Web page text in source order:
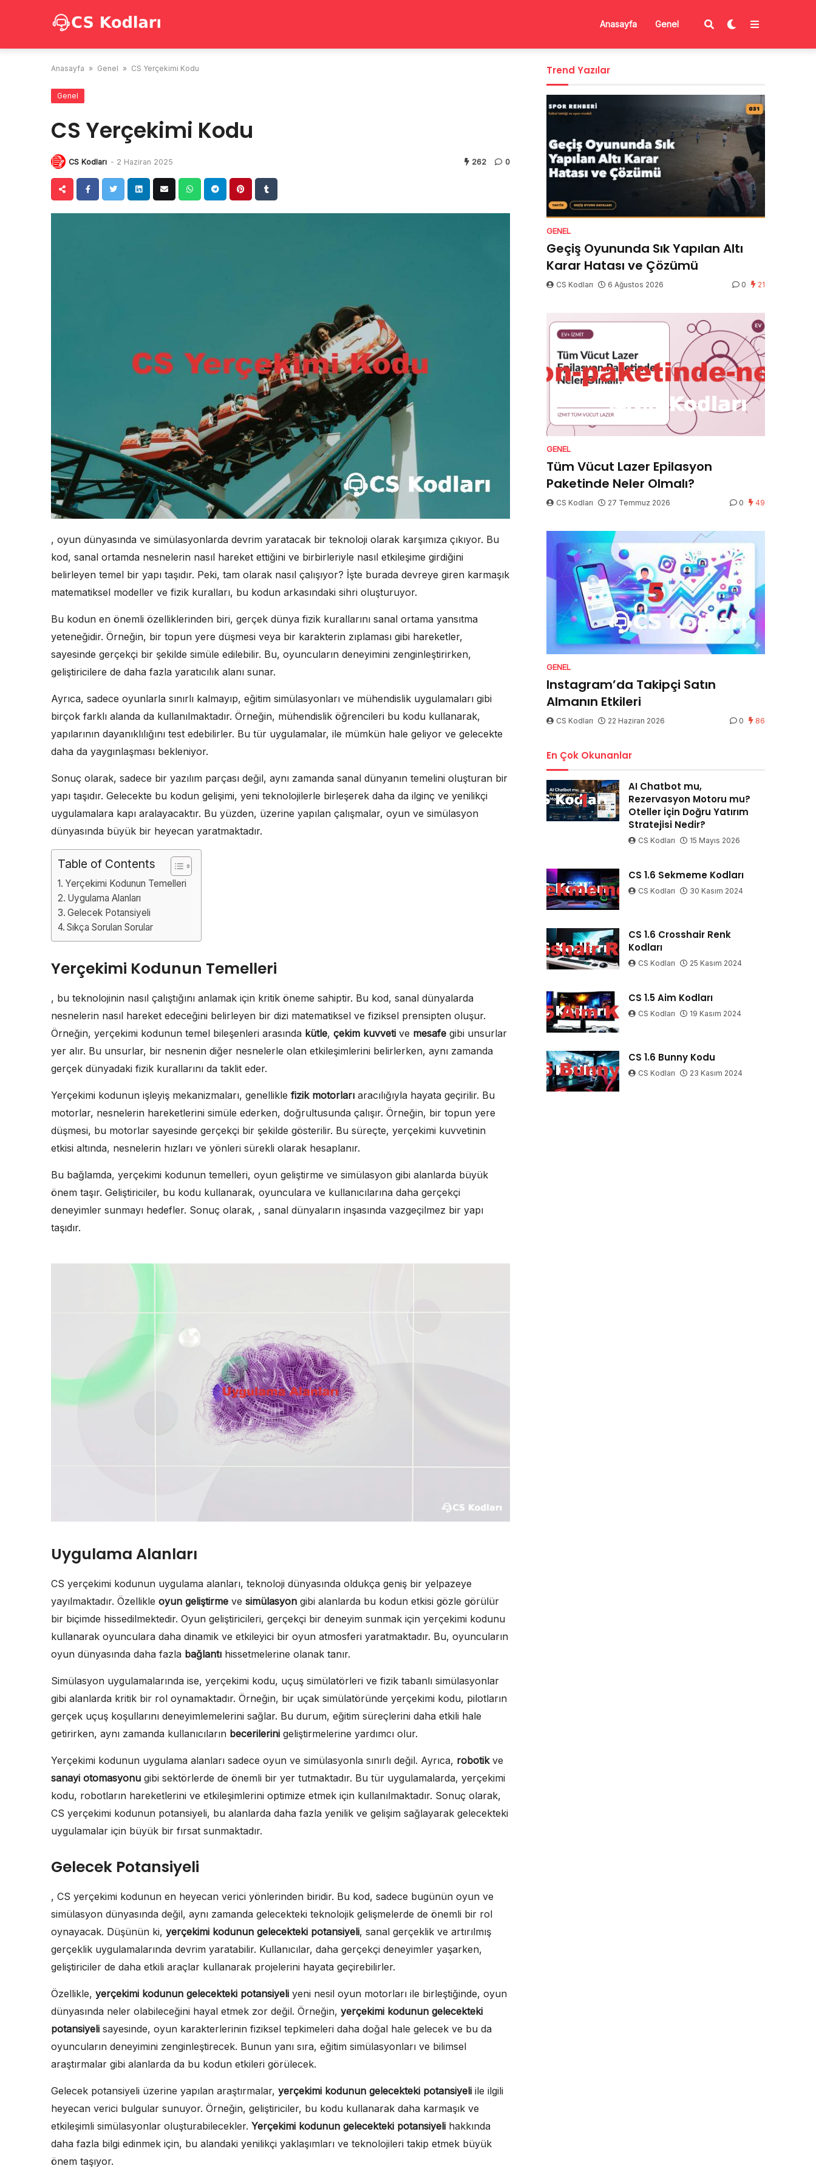
Anasayfa Genel
Anasayfa » Genel » CS Yerçekimi Kodu
Genel
CS Yerçekimi Kodu
CS Kodları - 2 Haziran 2025 262 0
, oyun dünyasında ve simülasyonlarda devrim yaratacak bir teknoloji olarak karşımıza çıkıyor. Bu
kod, sanal ortamda nesnelerin nasıl hareket ettiğini ve birbirleriyle nasıl etkileşime girdiğini
belirleyen temel bir yapı taşıdır. Peki, tam olarak nasıl çalışıyor? İşte burada devreye giren karmaşık
matematiksel modeller ve fizik kuralları, bu kodun arkasındaki sihri oluşturuyor.
Bu kodun en önemli özelliklerinden biri, gerçek dünya fizik kurallarını sanal ortama yansıtma
yeteneğidir. Örneğin, bir topun yere düşmesi veya bir karakterin zıplaması gibi hareketler,
sayesinde gerçekçi bir şekilde simüle edilebilir. Bu, oyuncuların deneyimini zenginleştirirken,
geliştiricilere de daha fazla yaratıcılık alanı sunar.
Ayrıca, sadece oyunlarla sınırlı kalmayıp, eğitim simülasyonları ve mühendislik uygulamaları gibi
birçok farklı alanda da kullanılmaktadır. Örneğin, mühendislik öğrencileri bu kodu kullanarak,
yapılarının dayanıklılığını test edebilirler. Bu tür uygulamalar, ile mümkün hale geliyor ve gelecekte
daha da yaygınlaşması bekleniyor.
Sonuç olarak, sadece bir yazılım parçası değil, aynı zamanda sanal dünyanın temelini oluşturan bir
yapı taşıdır. Gelecekte bu kodun gelişimi, yeni teknolojilerle birleşerek daha da ilginç ve yenilikçi
uygulamalara kapı aralayacaktır. Bu yüzden, üzerine yapılan çalışmalar, oyun ve simülasyon
dünyasında büyük bir heyecan yaratmaktadır.
Table of Contents
Yerçekimi Kodunun Temelleri
Uygulama Alanları
Gelecek Potansiyeli
Sıkça Sorulan Sorular
Yerçekimi Kodunun Temelleri
, bu teknolojinin nasıl çalıştığını anlamak için kritik öneme sahiptir. Bu kod, sanal dünyalarda
nesnelerin nasıl hareket edeceğini belirleyen bir dizi matematiksel ve fiziksel prensipten oluşur.
Örneğin, yerçekimi kodunun temel bileşenleri arasında kütle, çekim kuvveti ve mesafe gibi unsurlar
yer alır. Bu unsurlar, bir nesnenin diğer nesnelerle olan etkileşimlerini belirlerken, aynı zamanda
gerçek dünyadaki fizik kurallarını da taklit eder.
Yerçekimi kodunun işleyiş mekanizmaları, genellikle fizik motorları aracılığıyla hayata geçirilir. Bu
motorlar, nesnelerin hareketlerini simüle ederken, doğrultusunda çalışır. Örneğin, bir topun yere
düşmesi, bu motorlar sayesinde gerçekçi bir şekilde gösterilir. Bu süreçte, yerçekimi kuvvetinin
etkisi altında, nesnelerin hızları ve yönleri sürekli olarak hesaplanır.
Bu bağlamda, yerçekimi kodunun temelleri, oyun geliştirme ve simülasyon gibi alanlarda büyük
önem taşır. Geliştiriciler, bu kodu kullanarak, oyunculara ve kullanıcılarına daha gerçekçi
deneyimler sunmayı hedefler. Sonuç olarak, , sanal dünyaların inşasında vazgeçilmez bir yapı
taşıdır.
Uygulama Alanları
CS yerçekimi kodunun uygulama alanları, teknoloji dünyasında oldukça geniş bir yelpazeye
yayılmaktadır. Özellikle oyun geliştirme ve simülasyon gibi alanlarda bu kodun etkisi gözle görülür
bir biçimde hissedilmektedir. Oyun geliştiricileri, gerçekçi bir deneyim sunmak için yerçekimi kodunu
kullanarak oyunculara daha dinamik ve etkileyici bir oyun atmosferi yaratmaktadır. Bu, oyuncuların
oyun dünyasında daha fazla bağlantı hissetmelerine olanak tanır.
Simülasyon uygulamalarında ise, yerçekimi kodu, uçuş simülatörleri ve fizik tabanlı simülasyonlar
gibi alanlarda kritik bir rol oynamaktadır. Örneğin, bir uçak simülatöründe yerçekimi kodu, pilotların
gerçek uçuş koşullarını deneyimlemelerini sağlar. Bu durum, eğitim süreçlerini daha etkili hale
getirirken, aynı zamanda kullanıcıların becerilerini geliştirmelerine yardımcı olur.
Yerçekimi kodunun uygulama alanları sadece oyun ve simülasyonla sınırlı değil. Ayrıca, robotikve
sanayi otomasyonu gibi sektörlerde de önemli bir yer tutmaktadır. Bu tür uygulamalarda, yerçekimi
kodu, robotların hareketlerini ve etkileşimlerini optimize etmek için kullanılmaktadır. Sonuç olarak,
CS yerçekimi kodunun potansiyeli, bu alanlarda daha fazla yenilik ve gelişim sağlayarak gelecekteki
uygulamalar için büyük bir fırsat sunmaktadır.
Gelecek Potansiyeli
, CS yerçekimi kodunun en heyecan verici yönlerinden biridir. Bu kod, sadece bugünün oyun ve
simülasyon dünyasında değil, aynı zamanda gelecekteki teknolojik gelişmelerde de önemli bir rol
oynayacak. Düşünün ki, yerçekimi kodunun gelecekteki potansiyeli, sanal gerçeklik ve artırılmış
gerçeklik uygulamalarında devrim yaratabilir. Kullanıcılar, daha gerçekçi deneyimler yaşarken,
geliştiriciler de daha etkili araçlar kullanarak projelerini hayata geçirebilirler.
Özellikle, yerçekimi kodunun gelecekteki potansiyeli yeni nesil oyun motorları ile birleştiğinde, oyun
dünyasında neler olabileceğini hayal etmek zor değil. Örneğin, yerçekimi kodunun gelecekteki
potansiyeli sayesinde, oyun karakterlerinin fiziksel tepkimeleri daha doğal hale gelecek ve bu da
oyuncuların deneyimini zenginleştirecek. Bunun yanı sıra, eğitim simülasyonları ve bilimsel
araştırmalar gibi alanlarda da bu kodun etkileri görülecek.
Gelecek potansiyeli üzerine yapılan araştırmalar, yerçekimi kodunun gelecekteki potansiyeli ile ilgili
heyecan verici bulgular sunuyor. Örneğin, geliştiriciler, bu kodu kullanarak daha karmaşık ve
etkileşimli simülasyonlar oluşturabilecekler. Yerçekimi kodunun gelecekteki potansiyeli hakkında
daha fazla bilgi edinmek için, bu alandaki yenilikçi yaklaşımları ve teknolojileri takip etmek büyük
önem taşıyor.
Trend Yazılar
GENEL
Geçiş Oyununda Sık Yapılan Altı
Karar Hatası ve Çözümü
CS Kodları 6 Ağustos 2026 0 21
GENEL
Tüm Vücut Lazer Epilasyon
Paketinde Neler Olmalı?
CS Kodları 27 Temmuz 2026 0 49
GENEL
Instagram’da Takipçi Satın
Almanın Etkileri
CS Kodları 22 Haziran 2026 0 86
En Çok Okunanlar
AI Chatbot mu,
Rezervasyon Motoru mu?
Oteller İçin Doğru Yatırım
Stratejisi Nedir?
CS Kodları 15 Mayıs 2026
CS 1.6 Sekmeme Kodları
CS Kodları 30 Kasım 2024
CS 1.6 Crosshair Renk
Kodları
CS Kodları 25 Kasım 2024
CS 1.5 Aim Kodları
CS Kodları 19 Kasım 2024
CS 1.6 Bunny Kodu
CS Kodları 23 Kasım 2024